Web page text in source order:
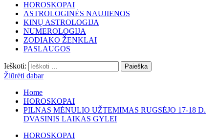
HOROSKOPAI
ASTROLOGINĖS NAUJIENOS
KINŲ ASTROLOGIJA
NUMEROLOGIJA
ZODIAKO ŽENKLAI
PASLAUGOS
Ieškoti:
Žiūrėti dabar
Home
HOROSKOPAI
PILNAS MĖNULIO UŽTEMIMAS RUGSĖJO 17-18 D.
DVASINIS LAIKAS GYLEI
HOROSKOPAI